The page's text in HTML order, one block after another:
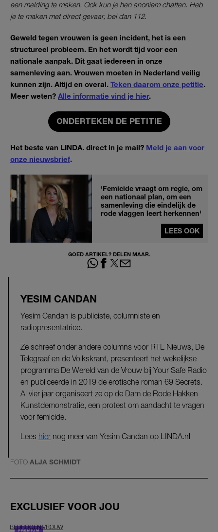
een melding te maken. Ook kun je hen anoniem chatten. Heb
je te maken met direct gevaar, bel dan 112.
Geweld tegen vrouwen is geen incident, het is een
structureel probleem. En het wordt tijd voor een
nationale aanpak. Dit gaat iedereen in onze
samenleving aan. Vrouwen moeten in Nederland veilig
kunnen zijn. Altijd en overal. Teken daarom onze petitie.
Meer weten? Alle informatie vind je hier.
ONDERTEKEN DE PETITIE
Het beste van LINDA. direct in je mail? Meld je aan voor
onze nieuwsbrief.
'Femicide vraagt om regie, om
een nationaal plan, om een
samenleving die eindelijk de
rode vlaggen leert herkennen'
LEES OOK
GOED ARTIKEL? DELEN MAAR.
YESIM CANDAN
Yesim Candan is publiciste, columniste en
radiopresentatrice.
Ze schreef onder andere columns voor RTL Nieuws, De
Telegraaf en de Volkskrant, presenteert het wekelijkse
programma De Wereld van de Vrouw bij Your Safe Radio
en publiceerde in 2019 de erotische roman 69 Secrets.
Al vier jaar organiseert ze op de Dam de Rode Hakken
Kunstdemonstratie, een protest om aandacht te vragen
voor femicide.
Lees hier nog meer van Yesim Candan op LINDA.nl
FOTO ALJA SCHMIDT
EXCLUSIEF VOOR JOU
BEDROGEN VROUW